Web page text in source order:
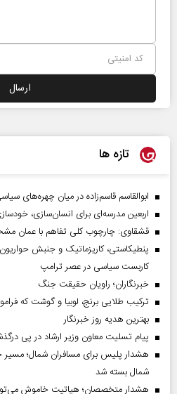
تازه ها
ابوالقاسم قاسم‌زاده در میان چهره‌های
اربعین مدرسه‌ای برای انسان‌سازی،
قشقاوی: چارچوب کلی تفاهم با عمان
پنطیکاستی، کاریزماتیک و جنبش
کاربست سیاسی در عصر ترامپ
خبرنگاران؛ راویان حقیقت جنگ
ترکیب طلایی برنج، لوبیا و گوشت که
بهترین هدیه روز خبرنگار
پیام تسلیت معاون وزیر ارشاد در پی
هشدار پلیس برای مسافران شمال؛
شمال بسته شد
هشدار متخصصان؛ هپاتیت خاموش